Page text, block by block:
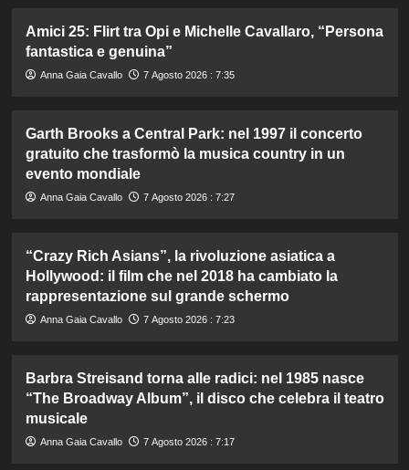
Amici 25: Flirt tra Opi e Michelle Cavallaro, “Persona
fantastica e genuina”
Anna Gaia Cavallo 7 Agosto 2026 : 7:35
Garth Brooks a Central Park: nel 1997 il concerto
gratuito che trasformò la musica country in un
evento mondiale
Anna Gaia Cavallo 7 Agosto 2026 : 7:27
“Crazy Rich Asians”, la rivoluzione asiatica a
Hollywood: il film che nel 2018 ha cambiato la
rappresentazione sul grande schermo
Anna Gaia Cavallo 7 Agosto 2026 : 7:23
Barbra Streisand torna alle radici: nel 1985 nasce
“The Broadway Album”, il disco che celebra il teatro
musicale
Anna Gaia Cavallo 7 Agosto 2026 : 7:17